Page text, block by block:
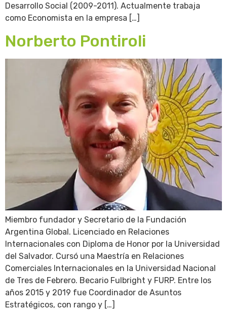
Desarrollo Social (2009-2011). Actualmente trabaja
como Economista en la empresa […]
Norberto Pontiroli
Miembro fundador y Secretario de la Fundación
Argentina Global. Licenciado en Relaciones
Internacionales con Diploma de Honor por la Universidad
del Salvador. Cursó una Maestría en Relaciones
Comerciales Internacionales en la Universidad Nacional
de Tres de Febrero. Becario Fulbright y FURP. Entre los
años 2015 y 2019 fue Coordinador de Asuntos
Estratégicos, con rango y […]